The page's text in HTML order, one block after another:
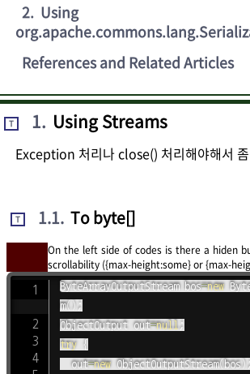
2. Using
References and Related Articles
T 1. Using Streams
Exception 처리나 close() 처리해야해서
T 1.1. To byte[]
On the left side of codes is there a hiden
scrollability ({max-height:some} or {max-
ByteArrayOutputStream bos=new
m( ) ;
ObjectOutput out=null ;
try
{
	out
=new ObjectOutputStream( bos) ;